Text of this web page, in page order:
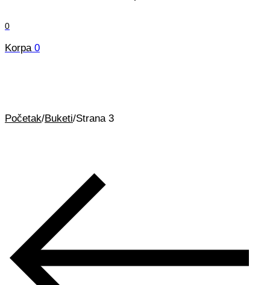
0
Korpa 0
Početak/Buketi/Strana 3